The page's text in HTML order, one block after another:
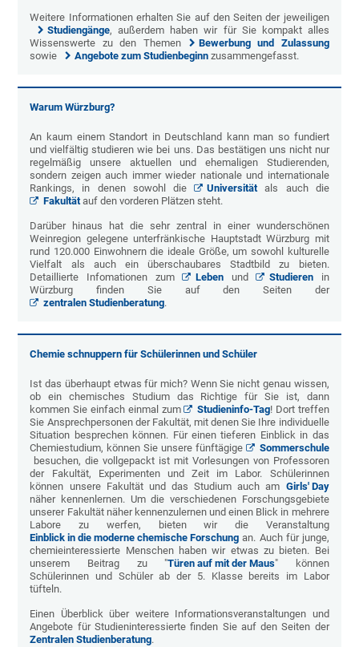
Weitere Informationen erhalten Sie auf den Seiten der jeweiligen
Studiengänge, außerdem haben wir für Sie kompakt alles
Wissenswerte zu den Themen
Bewerbung und Zulassung
sowie
Angebote zum Studienbeginn zusammengefasst.
Warum Würzburg?
An kaum einem Standort in Deutschland kann man so fundiert
und vielfältig studieren wie bei uns. Das bestätigen uns nicht nur
regelmäßig unsere aktuellen und ehemaligen Studierenden,
sondern zeigen auch immer wieder nationale und internationale
Rankings, in denen sowohl die
Universitätals auch die
Fakultätauf den vorderen Plätzen steht.
Darüber hinaus hat die sehr zentral in einer wunderschönen
Weinregion gelegene unterfränkische Hauptstadt Würzburg mit
rund 120.000 Einwohnern die ideale Größe, um sowohl kulturelle
Vielfalt als auch ein überschaubares Stadtbild zu bieten.
Detaillierte Infomationen zum
Leben und Studierenin
Würzburg finden Sie auf den Seiten der
zentralen Studienberatung.
Chemie schnuppern für Schülerinnen und Schüler
Ist das überhaupt etwas für mich? Wenn Sie nicht genau wissen,
ob ein chemisches Studium das Richtige für Sie ist, dann
kommen Sie einfach einmal zum
Studieninfo-Tag! Dort treffen
Sie Ansprechpersonen der Fakultät, mit denen Sie Ihre individuelle
Situation besprechen können. Für einen tieferen Einblick in das
Chemiestudium, können Sie unsere fünftägige
Sommerschule
besuchen, die vollgepackt ist mit Vorlesungen von Professoren
der Fakultät, Experimenten und Zeit im Labor. Schülerinnen
können unsere Fakultät und das Studium auch am Girls' Day
näher kennenlernen. Um die verschiedenen Forschungsgebiete
unserer Fakultät näher kennenzulernen und einen Blick in mehrere
Labore zu werfen, bieten wir die Veranstaltung
Einblick in die moderne chemische Forschung an. Auch für junge,
chemieinteressierte Menschen haben wir etwas zu bieten. Bei
unserem Beitrag zu "Türen auf mit der Maus" können
Schülerinnen und Schüler ab der 5. Klasse bereits im Labor
tüfteln.
Einen Überblick über weitere Informationsveranstaltungen und
Angebote für Studieninteressierte finden Sie auf den Seiten der
Zentralen Studienberatung.